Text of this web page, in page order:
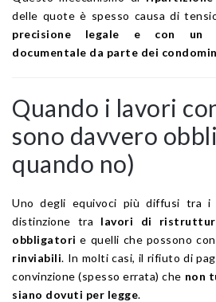
delle quote è spesso causa di
precisione legale e con un
documentale da parte dei
Quando i lavori
sono davvero
quando no)
Uno degli equivoci più diffusi tra i
distinzione tra lavori di
obbligatori e quelli che possono
rinviabili. In molti casi, il rifiuto di
convinzione (spesso errata) che non
siano dovuti per legge.